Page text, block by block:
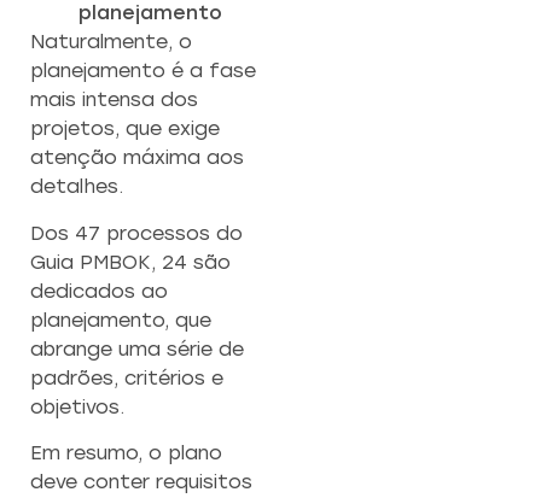
planejamento
Naturalmente, o
planejamento é a fase
mais intensa dos
projetos, que exige
atenção máxima aos
detalhes.
Dos 47 processos do
Guia PMBOK, 24 são
dedicados ao
planejamento, que
abrange uma série de
padrões, critérios e
objetivos.
Em resumo, o plano
deve conter requisitos